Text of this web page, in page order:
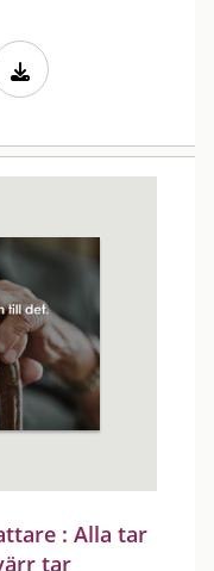
: Alla tar
tar